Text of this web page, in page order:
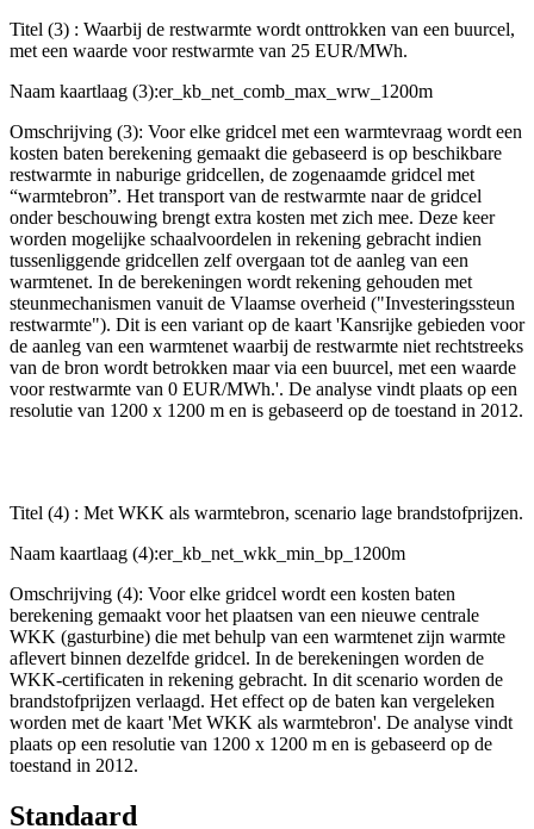
Titel (3) : Waarbij de restwarmte wordt onttrokken van een buurcel,
met een waarde voor restwarmte van 25 EUR/MWh.
Naam kaartlaag (3):er_kb_net_comb_max_wrw_1200m
Omschrijving (3): Voor elke gridcel met een warmtevraag wordt een
kosten baten berekening gemaakt die gebaseerd is op beschikbare
restwarmte in naburige gridcellen, de zogenaamde gridcel met
“warmtebron”. Het transport van de restwarmte naar de gridcel
onder beschouwing brengt extra kosten met zich mee. Deze keer
worden mogelijke schaalvoordelen in rekening gebracht indien
tussenliggende gridcellen zelf overgaan tot de aanleg van een
warmtenet. In de berekeningen wordt rekening gehouden met
steunmechanismen vanuit de Vlaamse overheid ("Investeringssteun
restwarmte"). Dit is een variant op de kaart 'Kansrijke gebieden voor
de aanleg van een warmtenet waarbij de restwarmte niet rechtstreeks
van de bron wordt betrokken maar via een buurcel, met een waarde
voor restwarmte van 0 EUR/MWh.'. De analyse vindt plaats op een
resolutie van 1200 x 1200 m en is gebaseerd op de toestand in 2012.
Titel (4) : Met WKK als warmtebron, scenario lage brandstofprijzen.
Naam kaartlaag (4):er_kb_net_wkk_min_bp_1200m
Omschrijving (4): Voor elke gridcel wordt een kosten baten
berekening gemaakt voor het plaatsen van een nieuwe centrale
WKK (gasturbine) die met behulp van een warmtenet zijn warmte
aflevert binnen dezelfde gridcel. In de berekeningen worden de
WKK-certificaten in rekening gebracht. In dit scenario worden de
brandstofprijzen verlaagd. Het effect op de baten kan vergeleken
worden met de kaart 'Met WKK als warmtebron'. De analyse vindt
plaats op een resolutie van 1200 x 1200 m en is gebaseerd op de
toestand in 2012.
Standaard